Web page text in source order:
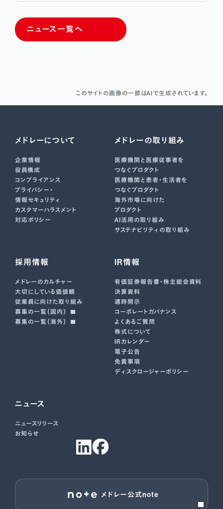
ニュース一覧へ
このサイトの画像の一部はAIで生成されています。
メドレーについて
企業情報
役員構成
コンプライアンス
プライバシー・
情報セキュリティ
カスタマーハラスメント
対応ポリシー
メドレーの取り組み
医療機関と医療従事者を
つなぐプロダクト
医療機関と患者・生活者を
つなぐプロダクト
海外市場に向けた
プロダクト
AI活用の取り組み
サステナビリティの取り組み
採用情報
メドレーのカルチャー
大切にしている価値観
従業員に向けた取り組み
募集の一覧（国内）
募集の一覧（海外）
IR情報
有価証券報告書･株主総会資料
決算資料
適時開示
コーポレートガバナンス
よくあるご質問
株式について
IRカレンダー
電子公告
免責事項
ディスクロージャーポリシー
ニュース
ニュースリリース
お知らせ
メドレー公式note